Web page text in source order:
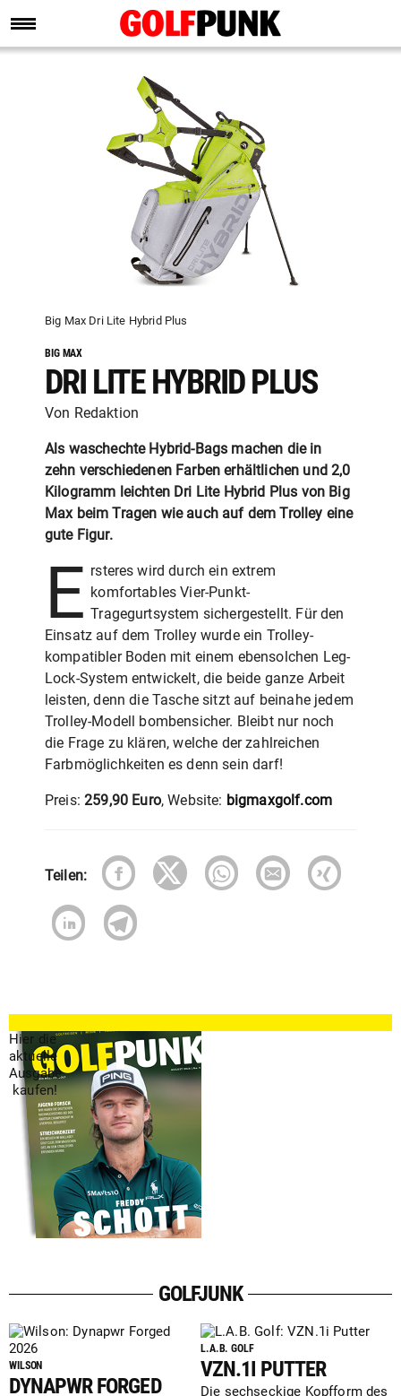
Big Max Dri Lite Hybrid Plus
BIG MAX
DRI LITE HYBRID PLUS
Von Redaktion
Als waschechte Hybrid-Bags machen die in
zehn verschiedenen Farben erhältlichen und 2,0
Kilogramm leichten Dri Lite Hybrid Plus von Big
Max beim Tragen wie auch auf dem Trolley eine
gute Figur.
E rsteres wird durch ein extrem
komfortables Vier-Punkt-
Tragegurtsystem sichergestellt. Für den
Einsatz auf dem Trolley wurde ein Trolley-
kompatibler Boden mit einem ebensolchen Leg-
Lock-System entwickelt, die beide ganze Arbeit
leisten, denn die Tasche sitzt auf beinahe jedem
Trolley-Modell bombensicher. Bleibt nur noch
die Frage zu klären, welche der zahlreichen
Farbmöglichkeiten es denn sein darf!
Preis:259,90 Euro, Website: bigmaxgolf.com
Teilen:
Hier die
aktuelle
Ausgabe
kaufen!
GOLFJUNK
WILSON
DYNAPWR FORGED
L.A.B. GOLF
VZN.1I PUTTER
Die sechseckige Kopfform des